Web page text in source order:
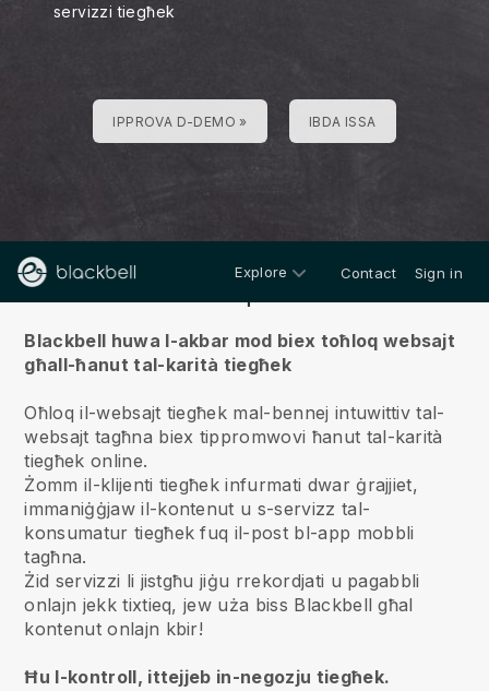
servizzi tiegħek
IPPROVA D-DEMO » IBDA ISSA
Explore Contact Sign in
Blackbell huwa l-akbar mod biex toħloq websajt
għall-ħanut tal-karità tiegħek
Oħloq il-websajt tiegħek mal-bennej intuwittiv tal-
websajt tagħna biex tippromwovi ħanut tal-karità
tiegħek online.
Żomm il-klijenti tiegħek infurmati dwar ġrajjiet,
immaniġġjaw il-kontenut u s-servizz tal-
konsumatur tiegħek fuq il-post bl-app mobbli
tagħna.
Żid servizzi li jistgħu jiġu rrekordjati u pagabbli
onlajn jekk tixtieq, jew uża biss Blackbell għal
kontenut onlajn kbir!
Ħu l-kontroll, ittejjeb in-negozju tiegħek.